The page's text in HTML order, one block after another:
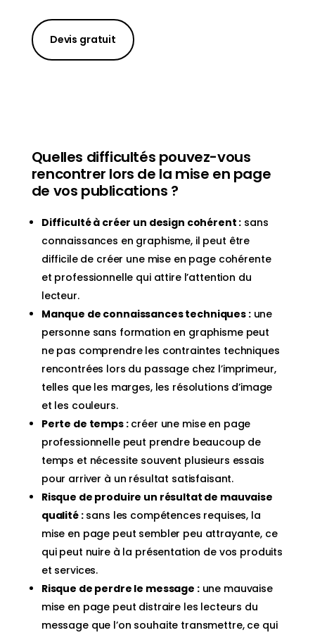
Devis gratuit
Quelles difficultés pouvez-vous
rencontrer lors de la mise en page
de vos publications ?
Difficulté à créer un design cohérent : sans
connaissances en graphisme, il peut être
difficile de créer une mise en page cohérente
et professionnelle qui attire l’attention du
lecteur.
Manque de connaissances techniques :une
personne sans formation en graphisme peut
ne pas comprendre les contraintes techniques
rencontrées lors du passage chez l’imprimeur,
telles que les marges, les résolutions d’image
et les couleurs.
Perte de temps :créer une mise en page
professionnelle peut prendre beaucoup de
temps et nécessite souvent plusieurs essais
pour arriver à un résultat satisfaisant.
Risque de produire un résultat de mauvaise
qualité :sans les compétences requises, la
mise en page peut sembler peu attrayante, ce
qui peut nuire à la présentation de vos produits
et services.
Risque de perdre le message :une mauvaise
mise en page peut distraire les lecteurs du
message que l’on souhaite transmettre, ce qui